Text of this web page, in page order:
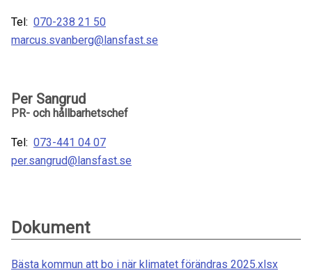
Tel: 070-238 21 50
marcus.svanberg@lansfast.se
Per Sangrud
PR- och hållbarhetschef
Tel: 073-441 04 07
per.sangrud@lansfast.se
Dokument
Bästa kommun att bo i när klimatet förändras 2025.xlsx